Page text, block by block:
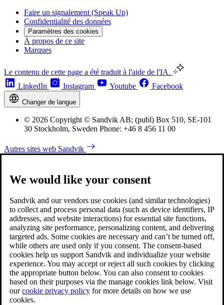
Faire un signalement (Speak Up)
Confidentialité des données
Paramètres des cookies
À propos de ce site
Marques
Le contenu de cette page a été traduit à l'aide de l'IA.
LinkedIn
Instagram Youtube Facebook
Changer de langue
© 2026 Copyright © Sandvik AB; (publ) Box 510, SE-101
30 Stockholm, Sweden Phone: +46 8 456 11 00
Autres sites web Sandvik
We would like your consent
Sandvik and our vendors use cookies (and similar technologies)
to collect and process personal data (such as device identifiers, IP
addresses, and website interactions) for essential site functions,
analyzing site performance, personalizing content, and delivering
targeted ads. Some cookies are necessary and can’t be turned off,
while others are used only if you consent. The consent-based
cookies help us support Sandvik and individualize your website
experience. You may accept or reject all such cookies by clicking
the appropriate button below. You can also consent to cookies
based on their purposes via the manage cookies link below. Visit
ourcookie privacy policy for more details on how we use
cookies.